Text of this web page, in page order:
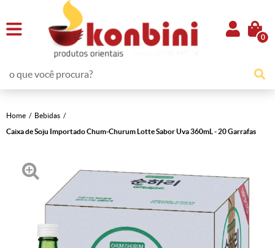
0
Home
Bebidas
Caixa de Soju Importado Chum-Churum Lotte Sabor Uva 360mL - 20 Garrafas